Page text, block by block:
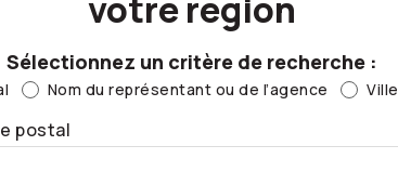
votre région
Sélectionnez un critère de recherche :
Nom du représentant ou de l’agence Ville
postal